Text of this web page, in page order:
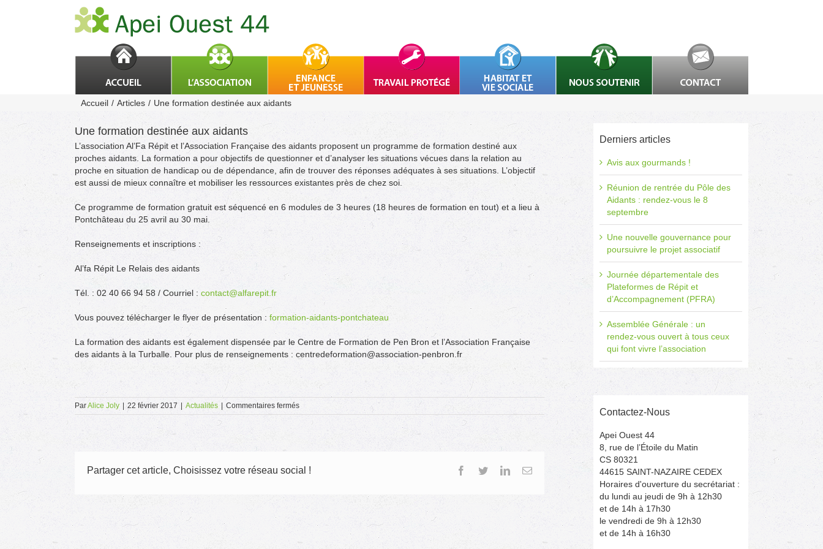
Accueil Articles Une formation destinée aux aidants
Une formation destinée aux aidants
L’association Al’Fa Répit et l’Association Française des aidants proposent un programme de formation destiné aux
proches aidants. La formation a pour objectifs de questionner et d’analyser les situations vécues dans la relation au
proche en situation de handicap ou de dépendance, afin de trouver des réponses adéquates à ses situations. L’objectif
est aussi de mieux connaître et mobiliser les ressources existantes près de chez soi.
Ce programme de formation gratuit est séquencé en 6 modules de 3 heures (18 heures de formation en tout) et a lieu à
Pontchâteau du 25 avril au 30 mai.
Renseignements et inscriptions :
Al’fa Répit Le Relais des aidants
Tél. : 02 40 66 94 58 / Courriel : contact@alfarepit.fr
Vous pouvez télécharger le flyer de présentation : formation-aidants-pontchateau
La formation des aidants est également dispensée par le Centre de Formation de Pen Bron et l’Association Française
des aidants à la Turballe. Pour plus de renseignements : centredeformation@association-penbron.fr
ParAlice Joly 22 février 2017 Actualités Commentaires ferméssur
Une
Partager cet article, Choisissez votre réseau social ! Facebook
TwitterLinkedInEmail
Derniers articles
Avis aux gourmands !
Réunion de rentrée du Pôle des
Aidants : rendez-vous le 8
septembre
Une nouvelle gouvernance pour
poursuivre le projet associatif
Journée départementale des
Plateformes de Répit et
d’Accompagnement (PFRA)
Assemblée Générale : un
rendez-vous ouvert à tous ceux
qui font vivre l’association
Contactez-Nous
Apei Ouest 44
8, rue de l’Étoile du Matin
CS 80321
44615 SAINT-NAZAIRE CEDEX
Horaires d'ouverture du secrétariat :
du lundi au jeudi de 9h à 12h30
et de 14h à 17h30
le vendredi de 9h à 12h30
et de 14h à 16h30